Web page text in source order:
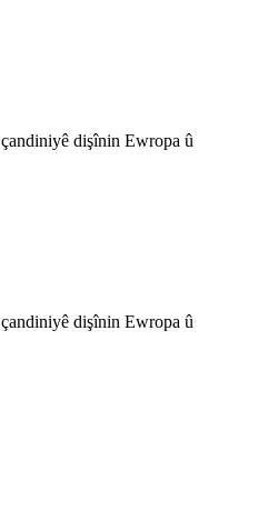
dişînin Ewropa û
dişînin Ewropa û